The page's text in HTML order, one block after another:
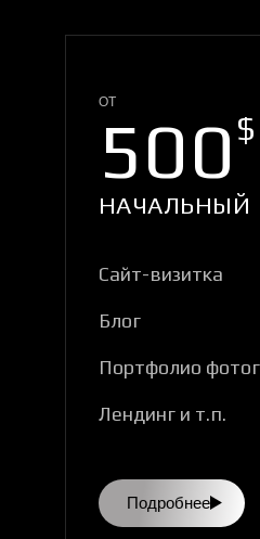
ОТ
500 $
НАЧАЛЬНЫЙ
Сайт-визитка
Блог
Портфолио
Лендинг и т.п.
Подробнее